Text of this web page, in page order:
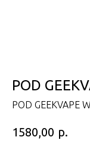
POD
POD GEEKVAPE
1580,00 р.